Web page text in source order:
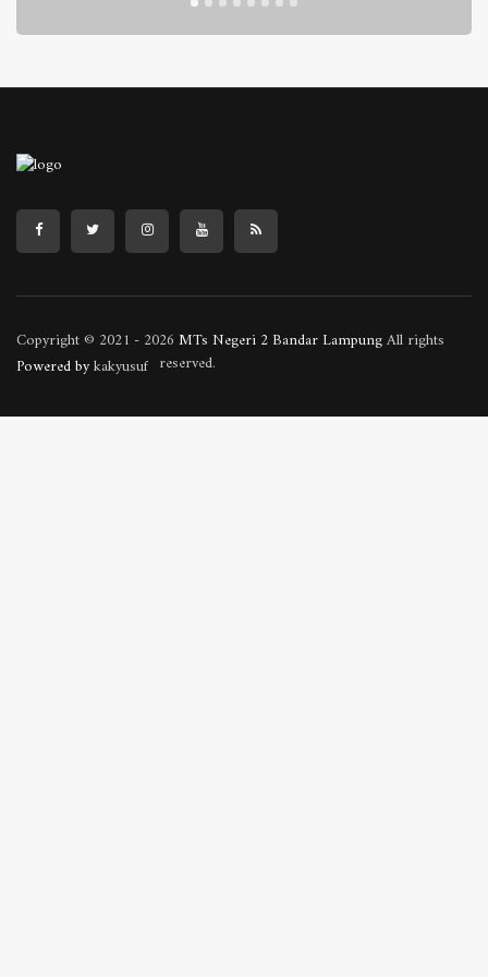
Copyright © 2021 - 2026 MTs Negeri 2 Bandar LampungAll rights
reserved.
Powered bykakyusuf